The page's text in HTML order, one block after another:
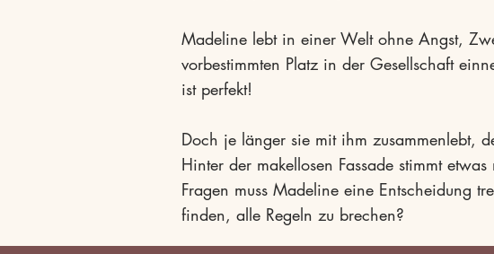
Madeline lebt in einer Welt ohne Angst,
vorbestimmten Platz in der Gesellschaft
ist perfekt!
Doch je länger sie mit ihm zusammenlebt,
Hinter der makellosen Fassade stimmt
Fragen muss Madeline eine Entscheidung
finden, alle Regeln zu brechen?